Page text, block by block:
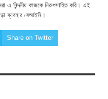
এ নিন্দনীয় কাজকে নিরুৎসাহিত করি। এই
ব্যবহার বেআইনি।
Share on Twitter